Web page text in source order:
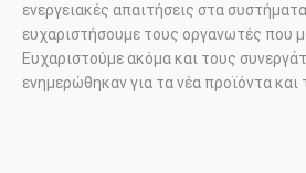
ενεργειακές απαιτήσεις στα
ευχαριστήσουμε τους οργανωτές που
Ευχαριστούμε ακόμα και τους
ενημερώθηκαν για τα νέα προϊόντα και